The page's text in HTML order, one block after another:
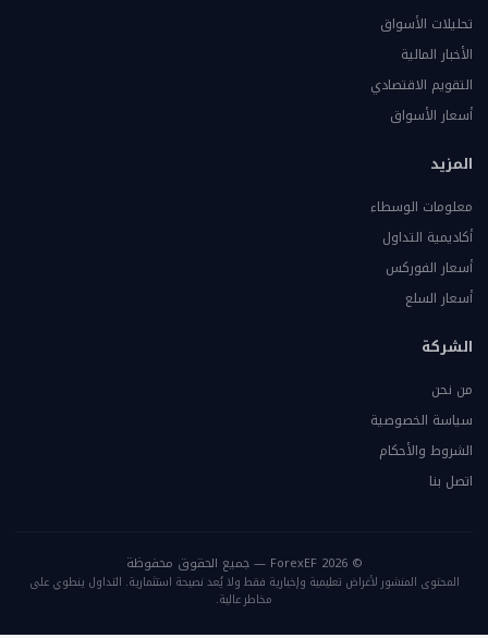
تحليلات الأسواق
الأخبار المالية
التقويم الاقتصادي
أسعار الأسواق
المزيد
معلومات الوسطاء
أكاديمية التداول
أسعار الفوركس
أسعار السلع
الشركة
من نحن
سياسة الخصوصية
الشروط والأحكام
اتصل بنا
© 2026 ForexEF — جميع الحقوق محفوظة
المحتوى المنشور لأغراض تعليمية وإخبارية فقط ولا يُعد نصيحة استثمارية. التداول ينطوي على
مخاطر عالية.